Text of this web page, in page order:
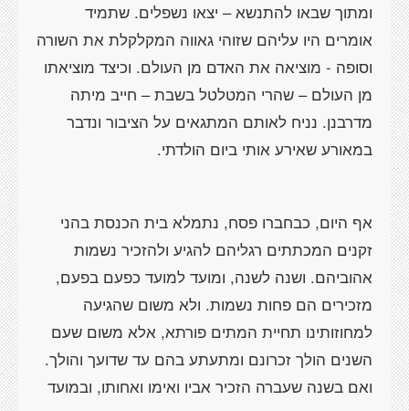
ומתוך שבאו להתנשא – יצאו נשפלים. שתמיד
אומרים היו עליהם שזוהי גאווה המקלקלת את השורה
וסופה - מוציאה את האדם מן העולם. וכיצד מוציאתו
מן העולם – שהרי המטלטל בשבת – חייב מיתה
מדרבנן. נניח לאותם המתגאים על הציבור ונדבר
במאורע שאירע אותי ביום הולדתי.
אף היום, כבחברו פסח, נתמלא בית הכנסת בהני
זקנים המכתתים רגליהם להגיע ולהזכיר נשמות
אהוביהם. ושנה לשנה, ומועד למועד כפעם בפעם,
מזכירים הם פחות נשמות. ולא משום שהגיעה
למחוזותינו תחיית המתים פורתא, אלא משום שעם
השנים הולך זכרונם ומתעתע בהם עד שדועך והולך.
ואם בשנה שעברה הזכיר אביו ואימו ואחותו, ובמועד